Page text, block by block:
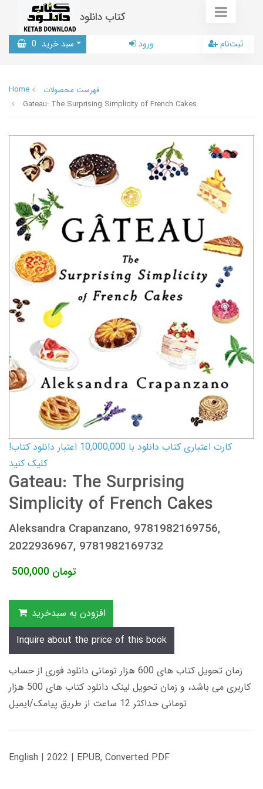
کتاب دانلود
سبد خرید 0 ورود ثبت‌نام
Home
فهرست محصولات
Gateau: The Surprising Simplicity of French Cakes
کارت اعتباری کتاب دانلود با 10,000,000 اعتبار دانلود کتاب!
کلیک کنید
Gateau: The Surprising
Simplicity of French Cakes
Aleksandra Crapanzano, 9781982169756,
2022936967, 9781982169732
500,000 تومان
افزودن به سبدخرید
Inquire about the price of this book
زمان تحویل کتاب های 600 هزار تومانی دانلود فوری از حساب
کاربری می باشد، و زمان تحویل لینک دانلود کتاب های 500 هزار
تومانی حداکثر 12 ساعت از طریق پیامک/ایمیل
English | 2022 | EPUB, Converted PDF